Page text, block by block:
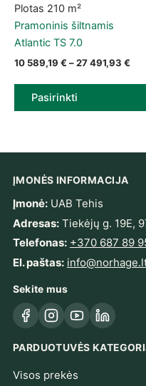
Pramoninis šiltnamis
Atlantic TS 7.0
Plotas 210 m²
10 589,19 € –27 491,93 €
Pasirinkti
ĮMONĖS INFORMACIJA
Įmonė:UAB Tehis
Adresas:Tiekėjų g. 19E,
Telefonas: +370 687 89
El. paštas:
Sekite mus
FacebookInstagram
YouTubeLinkedIn
PARDUOTUVĖS
Visos prekės